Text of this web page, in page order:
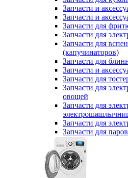
Запчасти и
Запчасти и
Запчасти для
Запчасти для
Запчасти для
(капучинаторов)
Запчасти для
Запчасти и
Запчасти для
Запчасти для
овощей
Запчасти для
Запчасти для
Запчасти для